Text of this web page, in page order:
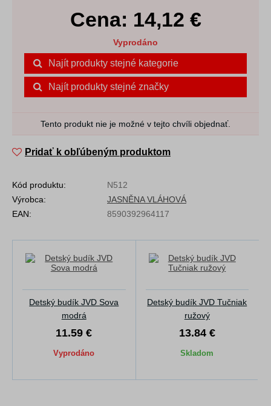
Cena: 14,12 €
Vyprodáno
Najít produkty stejné kategorie
Najít produkty stejné značky
Tento produkt nie je možné v tejto chvíli objednať.
Pridať k obľúbeným produktom
Kód produktu:
N512
Výrobca:
JASNĚNA VLÁHOVÁ
EAN:
8590392964117
Detský budík JVD Sova
modrá
11.59 €
Vyprodáno
Detský budík JVD Tučniak
ružový
13.84 €
Skladom